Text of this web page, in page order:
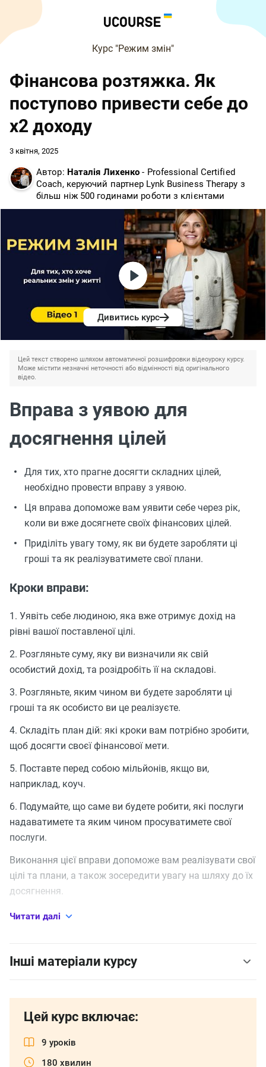
Курс "Режим змін"
Фінансова розтяжка. Як
поступово привести себе до
x2 доходу
3 квітня, 2025
Автор: Наталія Лихенко - Professional Certified
Coach, керуючий партнер Lynk Business Therapy з
більш ніж 500 годинами роботи з клієнтами
Дивитись курс
Цей текст створено шляхом автоматичної розшифровки відеоуроку курсу.
Може містити незначні неточності або відмінності від оригінального
відео.
Вправа з уявою для
досягнення цілей
Для тих, хто прагне досягти складних цілей,
необхідно провести вправу з уявою.
Ця вправа допоможе вам уявити себе через рік,
коли ви вже досягнете своїх фінансових цілей.
Приділіть увагу тому, як ви будете заробляти ці
гроші та як реалізуватимете свої плани.
Кроки вправи:
1. Уявіть себе людиною, яка вже отримує дохід на
рівні вашої поставленої цілі.
2. Розгляньте суму, яку ви визначили як свій
особистий дохід, та розідробіть її на складові.
3. Розгляньте, яким чином ви будете заробляти ці
гроші та як особисто ви це реалізуєте.
4. Складіть план дій: які кроки вам потрібно зробити,
щоб досягти своєї фінансової мети.
5. Поставте перед собою мільйонів, якщо ви,
наприклад, коуч.
6. Подумайте, що саме ви будете робити, які послуги
надаватимете та яким чином просуватимете свої
послуги.
Виконання цієї вправи допоможе вам реалізувати свої
цілі та плани, а також зосередити увагу на шляху до їх
досягнення.
Оптимізація робочого дня
платити за цю сесію, а також тривалість контрактів.
Це дозволить краще розпланувати свою діяльність і
Читати далі
Інші матеріали курсу
Цей курс включає:
9 уроків
180 хвилин